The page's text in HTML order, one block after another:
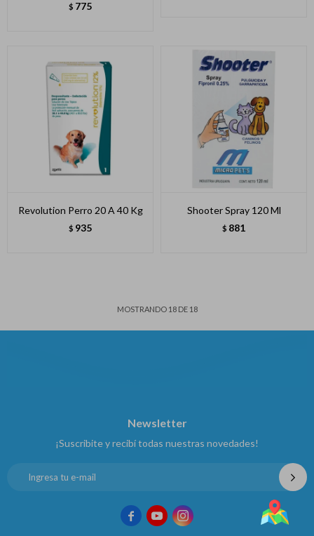
$ 775
Revolution Perro 20 A 40 Kg
$ 935
Shooter Spray 120 Ml
$ 881
MOSTRANDO 18DE 18
Newsletter
¡Suscribite y recibí todas nuestras novedades!
  